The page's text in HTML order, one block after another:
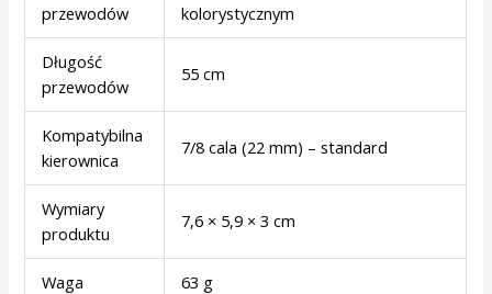
przewodów
kolorystycznym
Długość
przewodów
55 cm
Kompatybilna
kierownica
7/8 cala (22 mm) – standard
Wymiary
produktu
7,6 × 5,9 × 3 cm
Waga 63 g